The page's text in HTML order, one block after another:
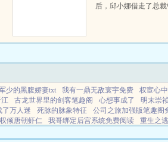
后，邱小娜借走了总
住VIP了怎么会只有两
少的黑腹娇妻txt 我有一鼎无敌寰宇免费
权宦心
江 古龙世界里的剑客笔趣阁 心想事成了
明末崇
了万人迷 死脉的脉象特征
公司之旅加强版笔趣阁
权倾唐朝虾仁 我哥绑定后宫系统免费阅读
重生之